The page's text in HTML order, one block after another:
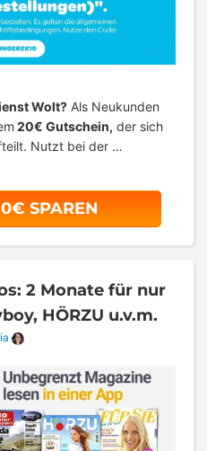
Wolt? Als Neukunden
20€ Gutschein, der sich
Nutzt bei der …
SPAREN
2 Monate für nur
HÖRZU u.v.m.